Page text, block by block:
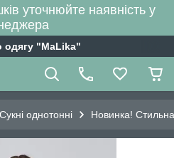
уточнюйте наявність у
одягу "MaLika"
Сукні однотонні Новинка!